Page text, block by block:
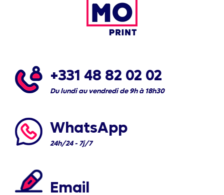
+331 48 82 02 02
Du lundi au vendredi de 9h à 18h30
WhatsApp
24h/24 - 7j/7
Email